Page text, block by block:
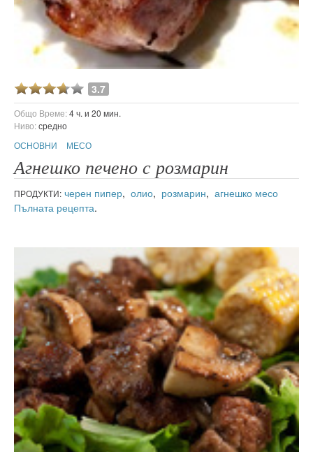
3.7
Общо Време:4 ч. и 20 мин.
Ниво:средно
ОСНОВНИ
МЕСО
Агнешко печено с розмарин
ПРОДУКТИ: черен пипер, олио, розмарин, агнешко месо
Пълната рецепта.